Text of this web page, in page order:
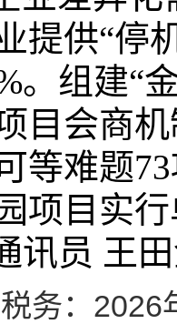
提供“停
。组建“
目会商
等难题
项目实
讯员 王
务：2026